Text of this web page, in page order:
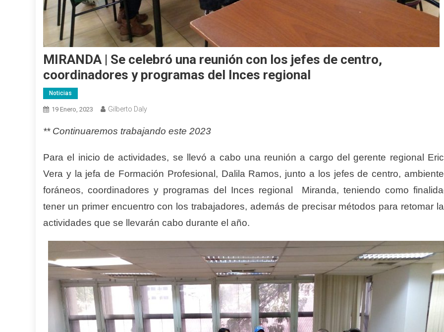
MIRANDA | Se celebró una reunión con los jefes de centro,
coordinadores y programas del Inces regional
Noticias
19 Enero, 2023 Gilberto Daly
** Continuaremos trabajando este 2023
Para el inicio de actividades, se llevó a cabo una reunión a cargo del gerente regional
Vera y la jefa de Formación Profesional, Dalila Ramos, junto a los jefes de centro,
foráneos, coordinadores y programas del Inces regional Miranda, teniendo como
tener un primer encuentro con los trabajadores, además de precisar métodos para retomar
actividades que se llevarán cabo durante el año.